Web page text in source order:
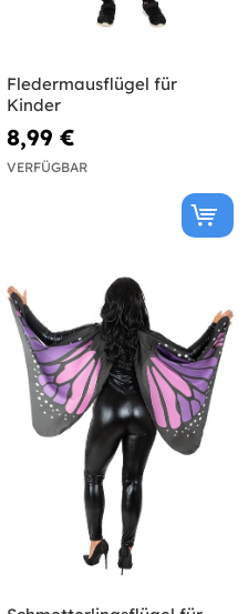
Fledermausflügel für
Kinder
8,99 €
VERFÜGBAR